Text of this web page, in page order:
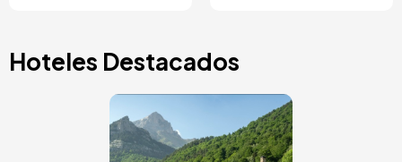
Hoteles Destacados
Image